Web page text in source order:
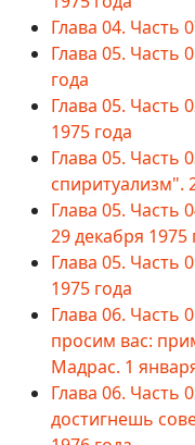
Глава 04. Часть
Глава 05. Часть
года
Глава 05. Часть
1975 года
Глава 05. Часть
спиритуализм".
Глава 05. Часть
29 декабря 1975
Глава 05. Часть
1975 года
Глава 06. Часть
просим вас:
Мадрас. 1
Глава 06. Часть
достигнешь